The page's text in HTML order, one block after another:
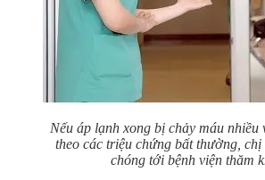
Nếu áp lạnh xong bị chảy máu nhiều
theo các triệu chứng bất thường, chị
chóng tới bệnh viện thăm